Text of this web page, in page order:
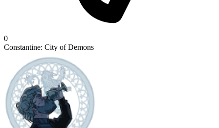
0
Constantine: City of Demons